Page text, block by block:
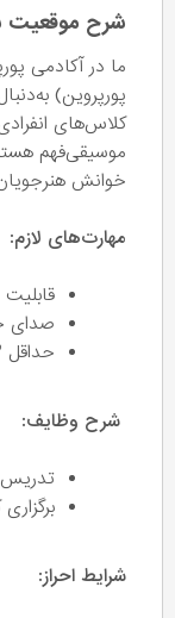
شرح موقعیت
ما در آکادمی
پورپروین)
کلاس‌های
موسیقی‌فهم
خوانش
مهارت‌های لازم:
صدای
حداقل ۳ سال سابقه تدریس
شرح وظایف:
شرایط احراز: